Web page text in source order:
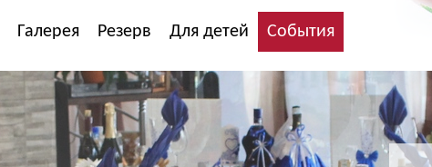
Галерея Резерв Для детей События